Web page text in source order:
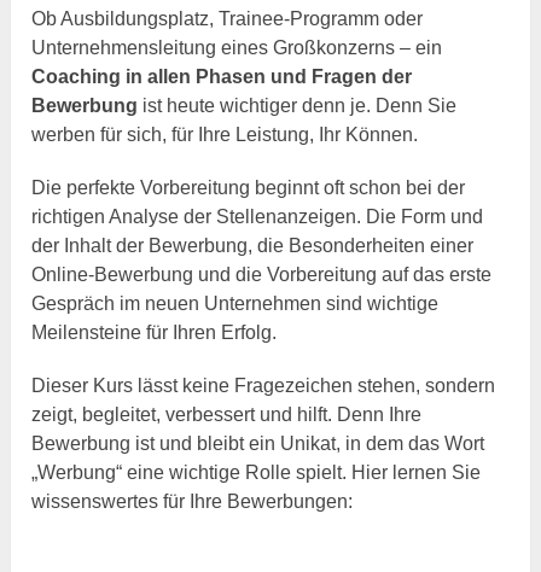
Ob Ausbildungsplatz, Trainee-Programm oder
Unternehmensleitung eines Großkonzerns – ein
Coaching in allen Phasen und Fragen der
Bewerbung ist heute wichtiger denn je. Denn Sie
werben für sich, für Ihre Leistung, Ihr Können.
Die perfekte Vorbereitung beginnt oft schon bei der
richtigen Analyse der Stellenanzeigen. Die Form und
der Inhalt der Bewerbung, die Besonderheiten einer
Online-Bewerbung und die Vorbereitung auf das erste
Gespräch im neuen Unternehmen sind wichtige
Meilensteine für Ihren Erfolg.
Dieser Kurs lässt keine Fragezeichen stehen, sondern
zeigt, begleitet, verbessert und hilft. Denn Ihre
Bewerbung ist und bleibt ein Unikat, in dem das Wort
„Werbung“ eine wichtige Rolle spielt. Hier lernen Sie
wissenswertes für Ihre Bewerbungen: